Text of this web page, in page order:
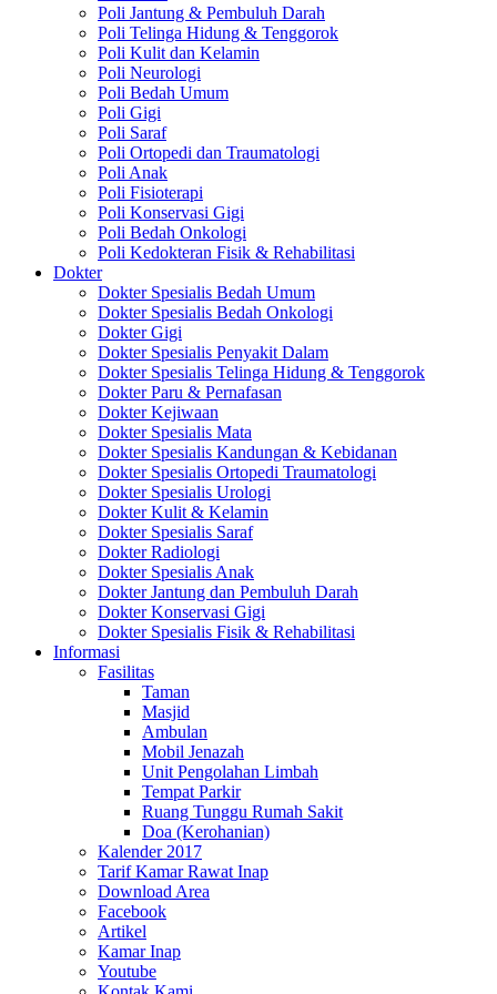
Poli Jantung & Pembuluh Darah
Poli Telinga Hidung & Tenggorok
Poli Kulit dan Kelamin
Poli Neurologi
Poli Bedah Umum
Poli Gigi
Poli Saraf
Poli Ortopedi dan Traumatologi
Poli Anak
Poli Fisioterapi
Poli Konservasi Gigi
Poli Bedah Onkologi
Poli Kedokteran Fisik & Rehabilitasi
Dokter
Dokter Spesialis Bedah Umum
Dokter Spesialis Bedah Onkologi
Dokter Gigi
Dokter Spesialis Penyakit Dalam
Dokter Spesialis Telinga Hidung & Tenggorok
Dokter Paru & Pernafasan
Dokter Kejiwaan
Dokter Spesialis Mata
Dokter Spesialis Kandungan & Kebidanan
Dokter Spesialis Ortopedi Traumatologi
Dokter Spesialis Urologi
Dokter Kulit & Kelamin
Dokter Spesialis Saraf
Dokter Radiologi
Dokter Spesialis Anak
Dokter Jantung dan Pembuluh Darah
Dokter Konservasi Gigi
Dokter Spesialis Fisik & Rehabilitasi
Informasi
Fasilitas
Taman
Masjid
Ambulan
Mobil Jenazah
Unit Pengolahan Limbah
Tempat Parkir
Ruang Tunggu Rumah Sakit
Doa (Kerohanian)
Kalender 2017
Tarif Kamar Rawat Inap
Download Area
Facebook
Artikel
Kamar Inap
Youtube